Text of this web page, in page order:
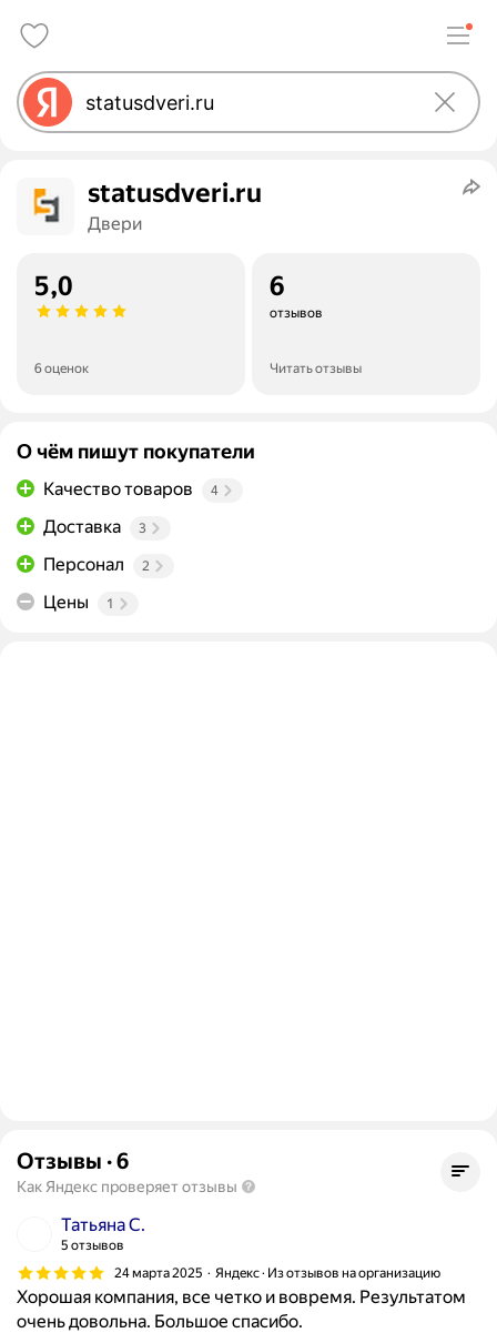
statusdveri.ru
Двери
5,0
6 оценок
6
отзывов
Читать отзывы
О чём пишут покупатели
Качество товаров 4
Доставка 3
Персонал 2
Цены 1
Отзывы ·6
Как Яндекс проверяет отзывы
Татьяна С.
5 отзывов
24 марта 2025
Яндекс · Из отзывов на организацию
Хорошая компания, все четко и вовремя. Результатом
очень довольна. Большое спасибо.